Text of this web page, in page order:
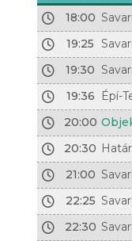
18:00
19:25
19:30
19:36
Épí-
20:00
20:30
21:00
22:25
22:30